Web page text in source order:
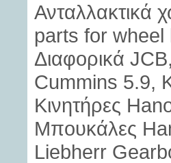
Ανταλλακτικά
parts for wheel
Διαφορικά
Cummins 5.9,
Κινητήρες
Μπουκάλες
Liebherr